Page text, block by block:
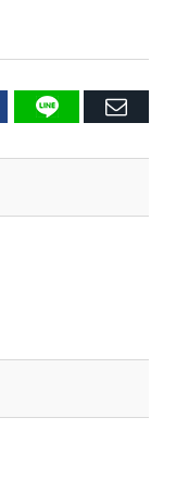
LINE
E